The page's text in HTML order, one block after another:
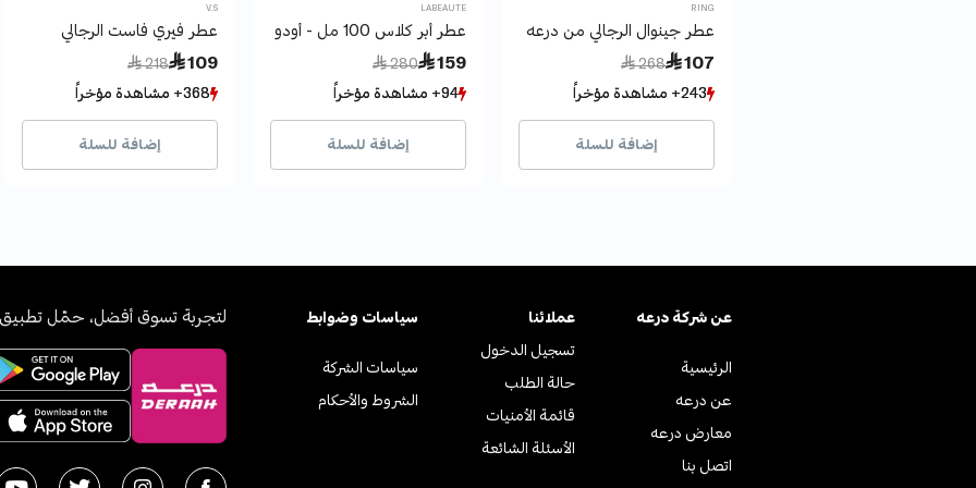
RING
عطر جينوال الرجالي من درعه
 107
Price reduced from
 268
to
243+ مشاهدة مؤخراً
54+ بيع مؤخراً
243+ مشاهدة مؤخراً
54+ بيع مؤخراً
إضافة للسلة
LABEAUTE
عطر أبر كلاس 100 مل - أودو بارفان - لابوتيه
 159
Price reduced from
 280
to
94+ مشاهدة مؤخراً
16+ بيع مؤخراً
94+ مشاهدة مؤخراً
16+ بيع مؤخراً
إضافة للسلة
V.S
عطر فيري فاست الرجالي
 109
Price reduced from
 218
to
368+ مشاهدة مؤخراً
176+ بيع مؤخراً
368+ مشاهدة مؤخراً
176+ بيع مؤخراً
إضافة للسلة
الرئيسية
عن درعه
معارض درعه
اتصل بنا
عن ﺷﺮﻛﺔ درﻋﻪ
تسجيل الدخول
حالة الطلب
قائمة الأمنيات
الأسئلة الشائعة
عملائنا
سياسات الشركة
الشروط والأحكام
سياسات وضوابط لتجربة تسوق أفضل، حمّل